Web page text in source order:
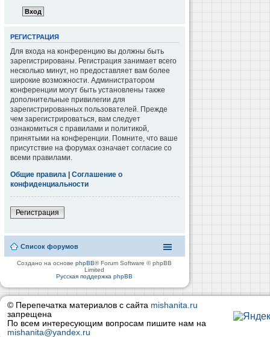
РЕГИСТРАЦИЯ
Для входа на конференцию вы должны быть
зарегистрированы. Регистрация занимает всего
несколько минут, но предоставляет вам более
широкие возможности. Администратором
конференции могут быть установлены также
дополнительные привилегии для
зарегистрированных пользователей. Прежде
чем зарегистрироваться, вам следует
ознакомиться с правилами и политикой,
принятыми на конференции. Помните, что ваше
присутствие на форумах означает согласие со
всеми правилами.
Общие правила | Соглашение о
конфиденциальности
Регистрация
Список форумов
Создано на основеphpBB® Forum Software © phpBB
Limited
Русская поддержка phpBB
© Перепечатка материалов с сайта mishanita.ru
запрещена
По всем интересующим вопросам пишите нам на
mishanita@yandex.ru